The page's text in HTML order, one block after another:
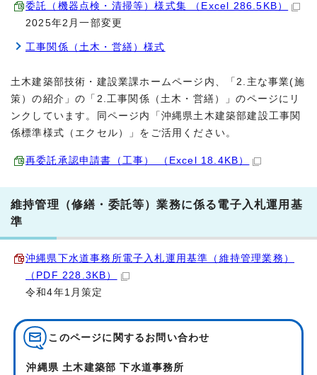
委託（機器点検・清掃等）様式集 （Excel 286.5KB）
2025年2月一部変更
工事関係（土木・営繕）様式
土木建築部技術・建設業課ホームページ内、「2.主な事業(施
策）の紹介」の「2.工事関係（土木・営繕）」のページにリ
ンクしています。同ページ内「沖縄県土木建築部建設工事関
係標準様式（エクセル）」をご活用ください。
再委託承認申請書（工事） （Excel 18.4KB）
維持管理（修繕・委託等）業務に係る電子入札運用基
準
沖縄県下水道事務所電子入札運用基準（維持管理業務）
（PDF 228.3KB）
令和4年1月策定
このページに関する お問い合わせ
沖縄県 土木建築部 下水道事務所